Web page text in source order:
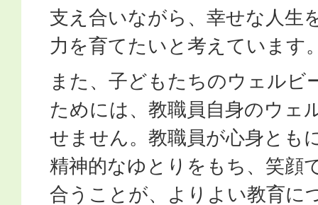
支え合いながら、幸せな人生
力を育てたいと考えています
また、子どもたちのウェルビ
ためには、教職員自身のウェ
せません。教職員が心身とも
精神的なゆとりをもち、笑顔
合うことが、よりよい教育に